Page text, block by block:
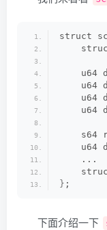
struct
    ...
} ;
下面介绍一下